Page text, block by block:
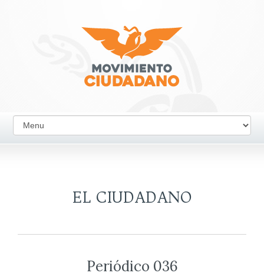
EL CIUDADANO
Periódico 036